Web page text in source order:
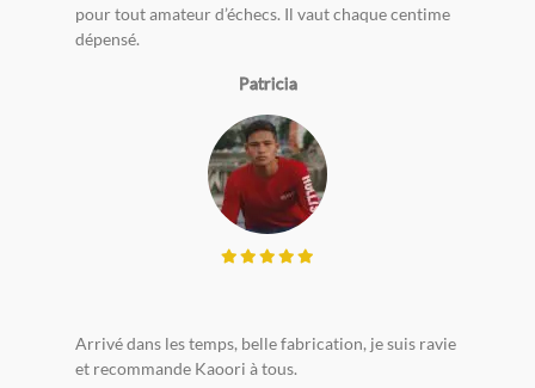
pour tout amateur d’échecs. Il vaut chaque centime
dépensé.
Patricia
Arrivé dans les temps, belle fabrication, je suis ravie
et recommande Kaoori à tous.